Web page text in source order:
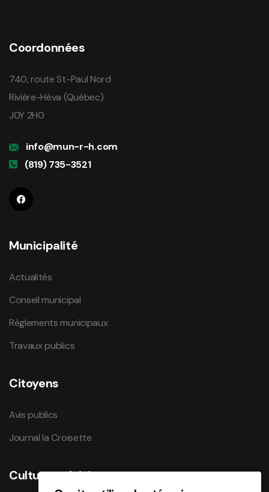
Coordonnées
740, route St-Paul Nord
Rivière-Héva (Québec)
J0Y 2H0
info@mun-r-h.com
(819) 735-3521
Municipalité
Actualités
Conseil municipal
Règlements municipaux
Travaux publics
Citoyens
Avis publics
Journal la Croisette
Culture et loisirs